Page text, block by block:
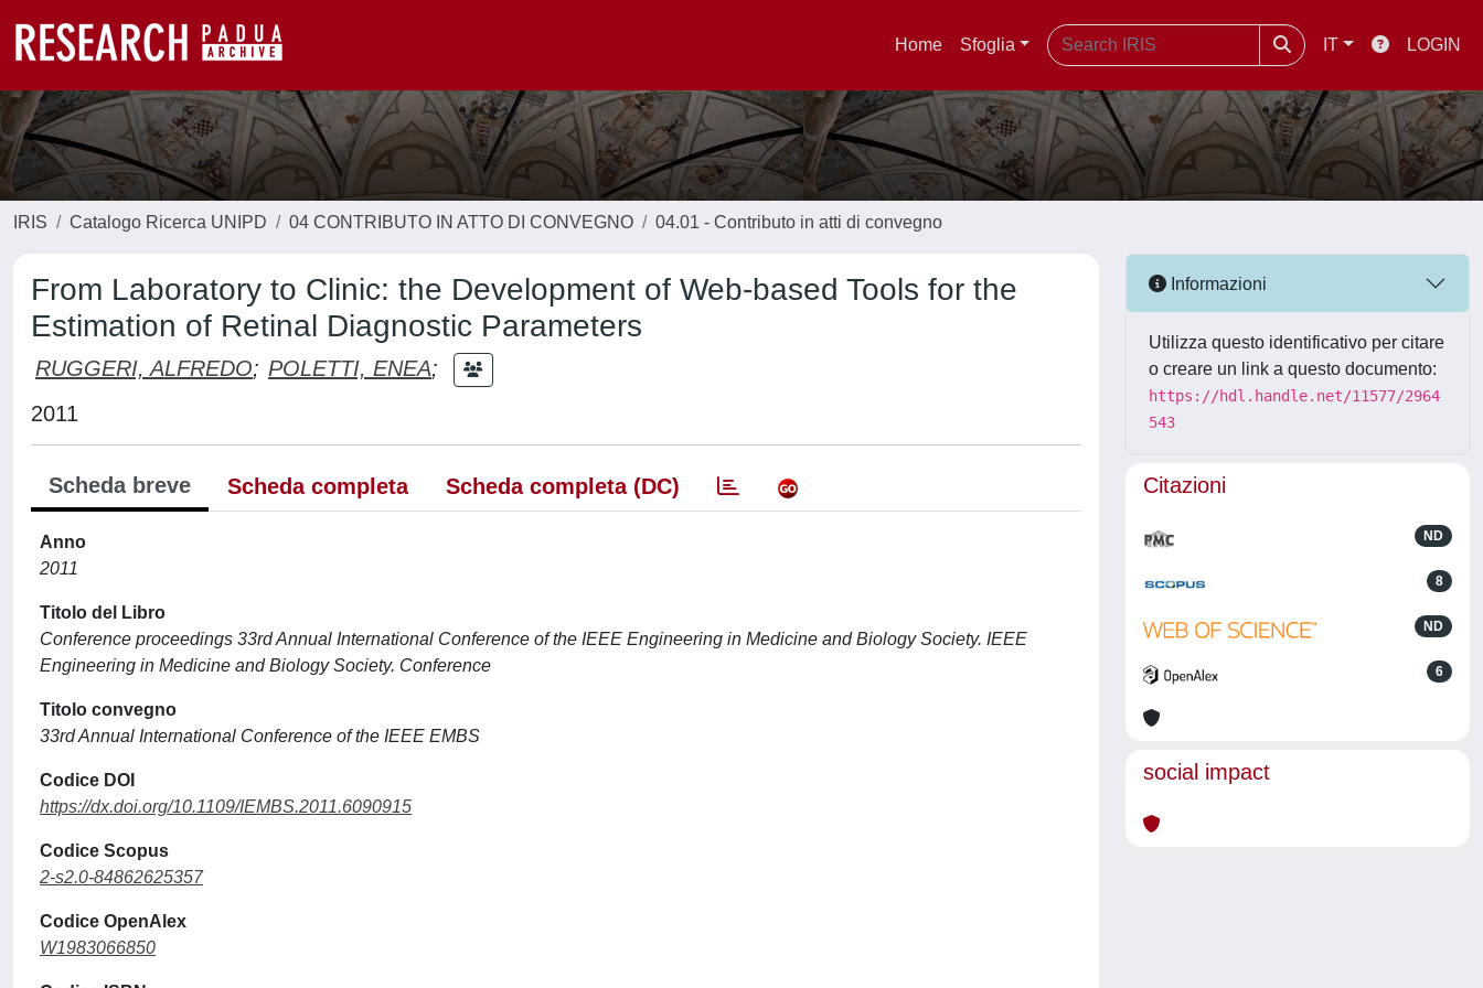
Home Sfoglia IT LOGIN
IRIS Catalogo Ricerca UNIPD 04 CONTRIBUTO IN ATTO DI CONVEGNO 04.01 - Contributo in atti di convegno
From Laboratory to Clinic: the Development of Web-based Tools for the
Estimation of Retinal Diagnostic Parameters
RUGGERI, ALFREDO; POLETTI, ENEA;
2011
Scheda breve Scheda completa Scheda completa (DC)
Anno
2011
Titolo del Libro
Conference proceedings 33rd Annual International Conference of the IEEE Engineering in Medicine and Biology Society. IEEE
Engineering in Medicine and Biology Society. Conference
Titolo convegno
33rd Annual International Conference of the IEEE EMBS
Codice DOI
https://dx.doi.org/10.1109/IEMBS.2011.6090915
Codice Scopus
2-s2.0-84862625357
Codice OpenAlex
W1983066850
Informazioni
Utilizza questo identificativo per citare
o creare un link a questo documento:
https://hdl.handle.net/11577/2964
543
Citazioni
ND
8
ND
6
social impact